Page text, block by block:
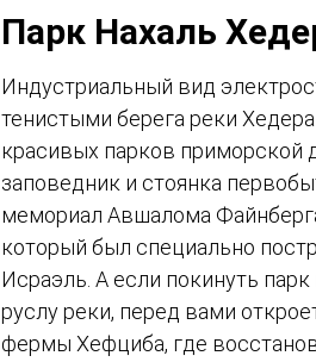
Парк Нахаль
Индустриальный вид
тенистыми берега реки
красивых парков приморской
заповедник и стоянка
мемориал Авшалома
который был специально
Исраэль. А если покинуть
руслу реки, перед вами
фермы Хефциба, где